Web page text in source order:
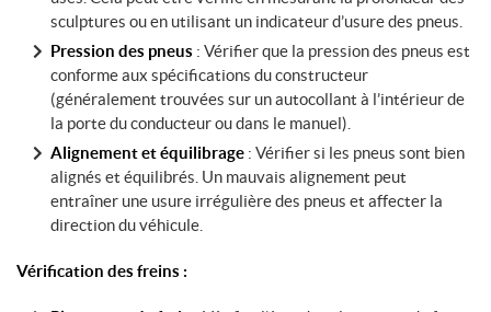
sculptures ou en utilisant un indicateur d’usure des pneus.
Pression des pneus : Vérifier que la pression des pneus est
conforme aux spécifications du constructeur
(généralement trouvées sur un autocollant à l’intérieur de
la porte du conducteur ou dans le manuel).
Alignement et équilibrage : Vérifier si les pneus sont bien
alignés et équilibrés. Un mauvais alignement peut
entraîner une usure irrégulière des pneus et affecter la
direction du véhicule.
Vérification des freins :